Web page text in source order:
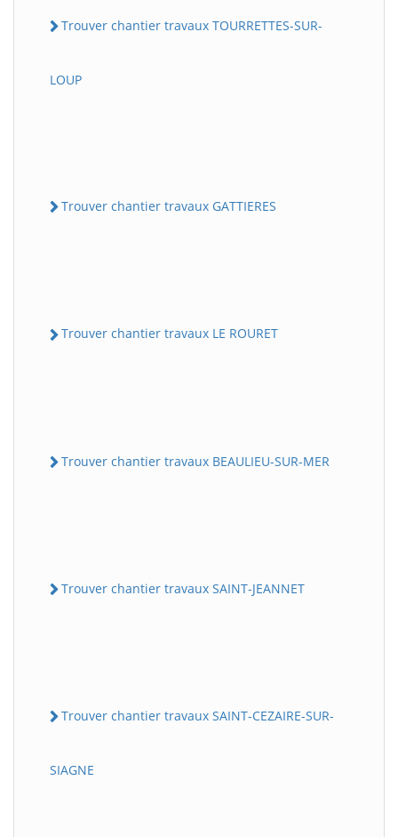
Trouver chantier travaux TOURRETTES-SUR-
LOUP
Trouver chantier travaux GATTIERES
Trouver chantier travaux LE ROURET
Trouver chantier travaux BEAULIEU-SUR-MER
Trouver chantier travaux SAINT-JEANNET
Trouver chantier travaux SAINT-CEZAIRE-SUR-
SIAGNE